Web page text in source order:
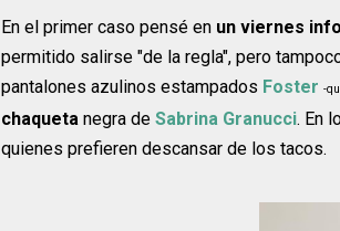
En el primer caso pensé en un viernes
permitido salirse "de la regla", pero
pantalones azulinos estampados Foster -
chaqueta negra de Sabrina Granucci. En
quienes prefieren descansar de los tacos.